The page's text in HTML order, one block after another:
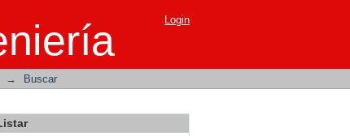
Login
→ Buscar